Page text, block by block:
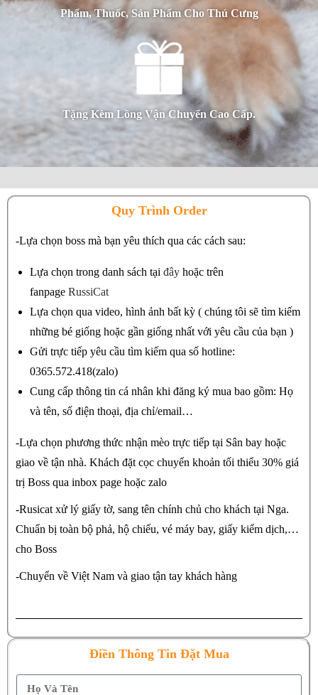
Phẩm, Thuốc, Sản Phẩm Cho Thú Cưng
Tặng Kèm Lồng Vận Chuyển Cao Cấp.
Quy Trình Order
-Lựa chọn boss mà bạn yêu thích qua các cách sau:
Lựa chọn trong danh sách tại đây hoặc trên
fanpage RussiCat
Lựa chọn qua video, hình ảnh bất kỳ ( chúng tôi sẽ tìm kiếm
những bé giống hoặc gần giống nhất với yêu cầu của bạn )
Gửi trực tiếp yêu cầu tìm kiếm qua số hotline:
0365.572.418(zalo)
Cung cấp thông tin cá nhân khi đăng ký mua bao gồm: Họ
và tên, số điện thoại, địa chỉ/email…
-Lựa chọn phương thức nhận mèo trực tiếp tại Sân bay hoặc
giao về tận nhà. Khách đặt cọc chuyển khoản tối thiểu 30% giá
trị Boss qua inbox page hoặc zalo
-Rusicat xử lý giấy tờ, sang tên chính chủ cho khách tại Nga.
Chuẩn bị toàn bộ phả, hộ chiếu, vé máy bay, giấy kiểm dịch,…
cho Boss
-Chuyển về Việt Nam và giao tận tay khách hàng
Điền Thông Tin Đặt Mua